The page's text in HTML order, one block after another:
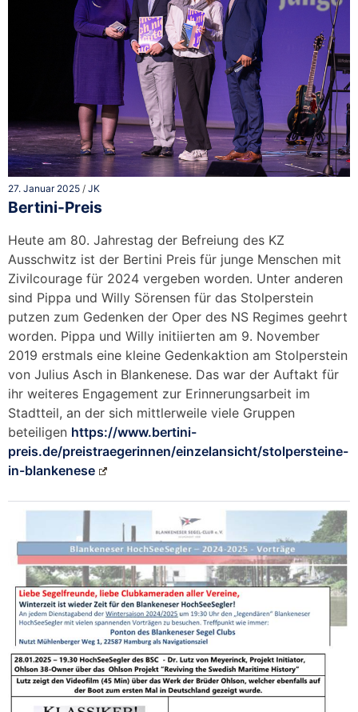
27. Januar 2025 / JK
Bertini-Preis
Heute am 80. Jahrestag der Befreiung des KZ
Ausschwitz ist der Bertini Preis für junge Menschen mit
Zivilcourage für 2024 vergeben worden. Unter anderen
sind Pippa und Willy Sörensen für das Stolperstein
putzen zum Gedenken der Oper des NS Regimes geehrt
worden. Pippa und Willy initiierten am 9. November
2019 erstmals eine kleine Gedenkaktion am Stolperstein
von Julius Asch in Blankenese. Das war der Auftakt für
ihr weiteres Engagement zur Erinnerungsarbeit im
Stadtteil, an der sich mittlerweile viele Gruppen
beteiligen https://www.bertini-
preis.de/preistraegerinnen/einzelansicht/stolpersteine-
in-blankenese